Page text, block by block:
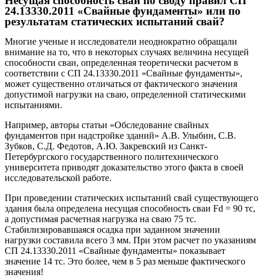
24.13330.2011 «Свайные фундаменты» или по
результатам статических испытаний свай?
Многие ученые и исследователи неоднократно обращали
внимание на то, что в некоторых случаях величина несущей
способности сваи, определенная теоретически расчетом в
соответствии с СП 24.13330.2011 «Свайные фундаменты»,
может существенно отличаться от фактического значения
допустимой нагрузки на сваю, определенной статическими
испытаниями.
Например, авторы статьи «Обследование свайных
фундаментов при надстройке зданий» А.В. Улыбин, С.В.
Зубков, С.Д. Федотов, А.Ю. Закревский из Санкт-
Петербургского государственного политехнического
университета приводят доказательство этого факта в своей
исследовательской работе.
При проведении статических испытаний свай существующего
здания была определена несущая способность сваи Fd = 90 тс,
а допустимая расчетная нагрузка на сваю 75 тс.
Стабилизировавшаяся осадка при заданном значении
нагрузки составила всего 3 мм. При этом расчет по указаниям
СП 24.13330.2011 «Свайные фундаменты» показывает
значение 14 тс. Это более, чем в 5 раз меньше фактического
значения!